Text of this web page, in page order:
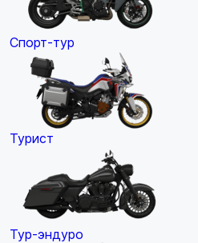
Спорт-тур
Турист
Тур-эндуро